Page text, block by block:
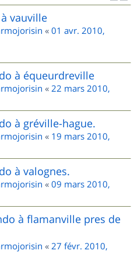
vauville
« 01 avr. 2010,
à équeurdreville
« 22 mars 2010,
à gréville-hague.
« 19 mars 2010,
à valognes.
« 09 mars 2010,
à flamanville pres de
« 27 févr. 2010,